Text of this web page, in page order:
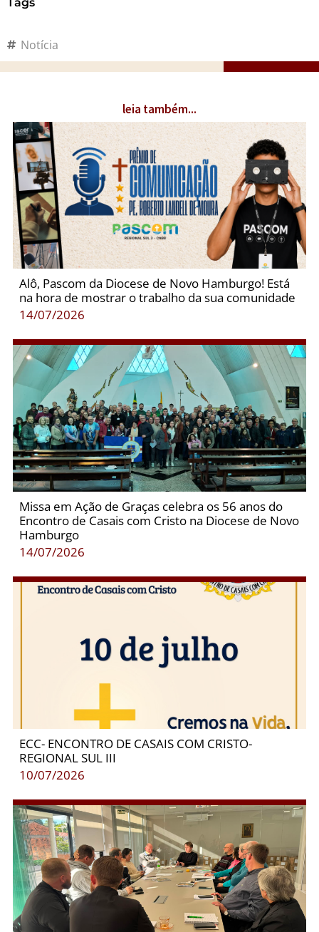
Notícia
leia também...
Alô, Pascom da Diocese de Novo Hamburgo! Está
na hora de mostrar o trabalho da sua comunidade
14/07/2026
Missa em Ação de Graças celebra os 56 anos do
Encontro de Casais com Cristo na Diocese de Novo
Hamburgo
14/07/2026
ECC- ENCONTRO DE CASAIS COM CRISTO-
REGIONAL SUL III
10/07/2026